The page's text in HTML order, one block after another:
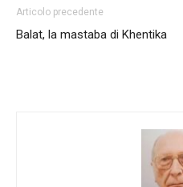
Articolo precedente
Balat, la mastaba di Khentika